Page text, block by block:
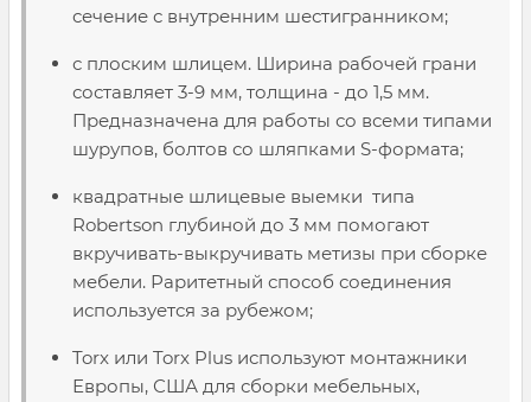
сечение с внутренним шестигранником;
с плоским шлицем. Ширина рабочей грани
составляет 3-9 мм, толщина - до 1,5 мм.
Предназначена для работы со всеми типами
шурупов, болтов со шляпками S-формата;
квадратные шлицевые выемки типа
Robertson глубиной до 3 мм помогают
вкручивать-выкручивать метизы при сборке
мебели. Раритетный способ соединения
используется за рубежом;
Torx или Torx Plus используют монтажники
Европы, США для сборки мебельных,